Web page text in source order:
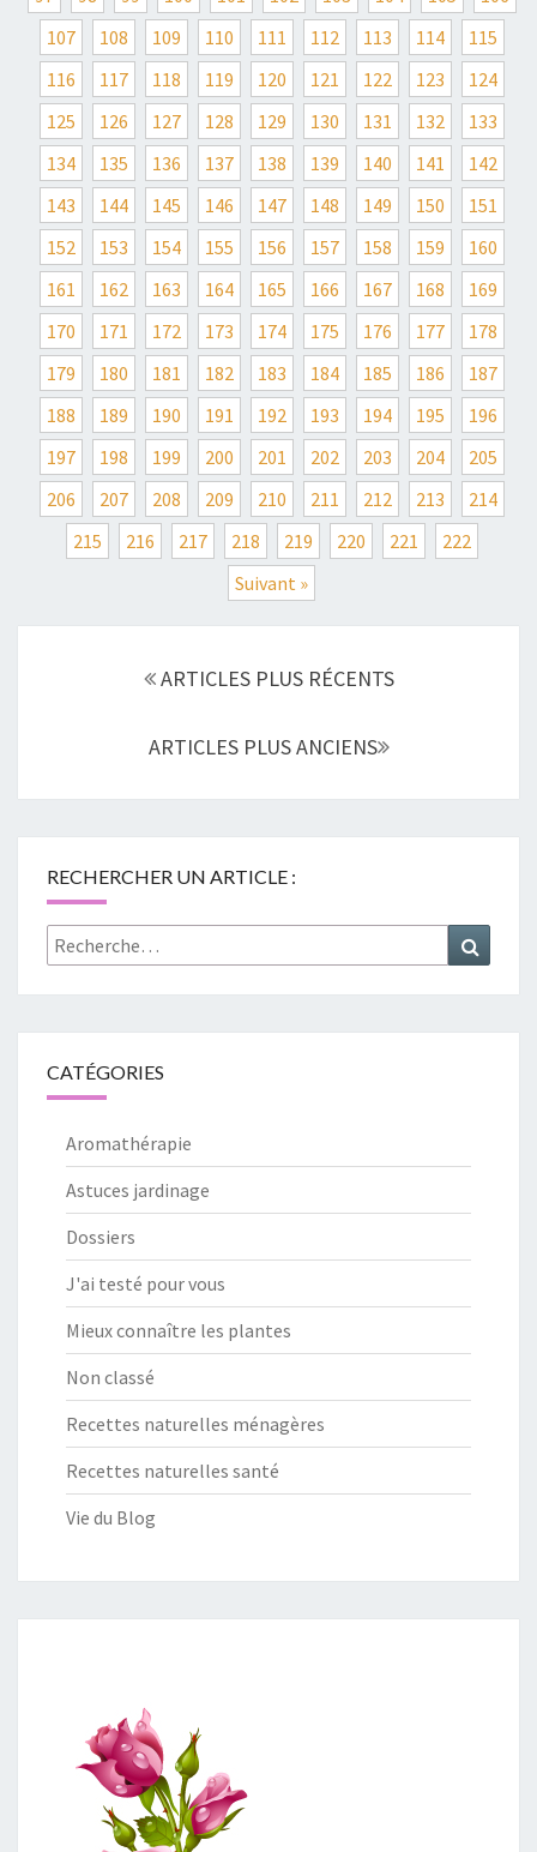
U
D
O
U
C
E
A
G
Â
T
E
N
T
P
E
T
I
T
S
E
G
R
A
D
107
108 109 110 111 112 113 114
115
116
117 118 119 120 121 122 123
124
125
126 127 128 129 130 131 132
133
134
135 136 137 138 139 140 141
142
143
144 145 146 147 148 149 150
151
152
153 154 155 156 157 158 159
160
161
162 163 164 165 166 167 168
169
170
171 172 173 174 175 176 177
178
179
180 181 182 183 184 185 186
187
188
189 190 191 192 193 194 195
196
197
198 199 200 201 202 203 204
205
206
207 208 209 210 211 212 213
214
215
216 217 218 219 220 221
222
Suivant »
ARTICLES PLUS RÉCENTS
ARTICLES PLUS ANCIENS
RECHERCHER UN ARTICLE :
Rechercher :
CATÉGORIES
Aromathérapie
Astuces jardinage
Dossiers
J'ai testé pour vous
Mieux connaître les plantes
Non classé
Recettes naturelles ménagères
Recettes naturelles santé
Vie du Blog